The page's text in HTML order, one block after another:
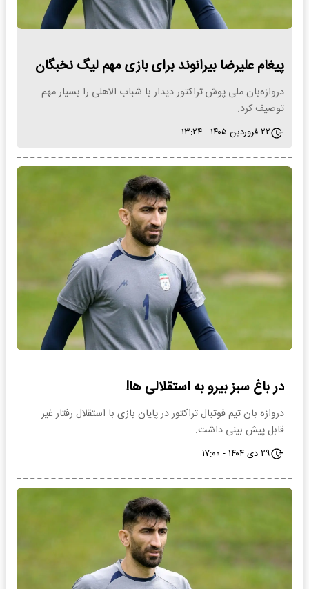
پیغام علیرضا بیرانوند برای بازی مهم لیگ نخبگان
دروازه‌بان ملی پوش تراکتور دیدار با شباب الاهلی را بسیار مهم
توصیف کرد.
۲۲ فروردین ۱۴۰۵ - ۱۳:۲۴
در باغ سبز بیرو به استقلالی ها!
دروازه بان تیم فوتبال تراکتور در پایان بازی با استقلال رفتار غیر
قابل پیش بینی داشت.
۲۹ دی ۱۴۰۴ - ۱۷:۰۰